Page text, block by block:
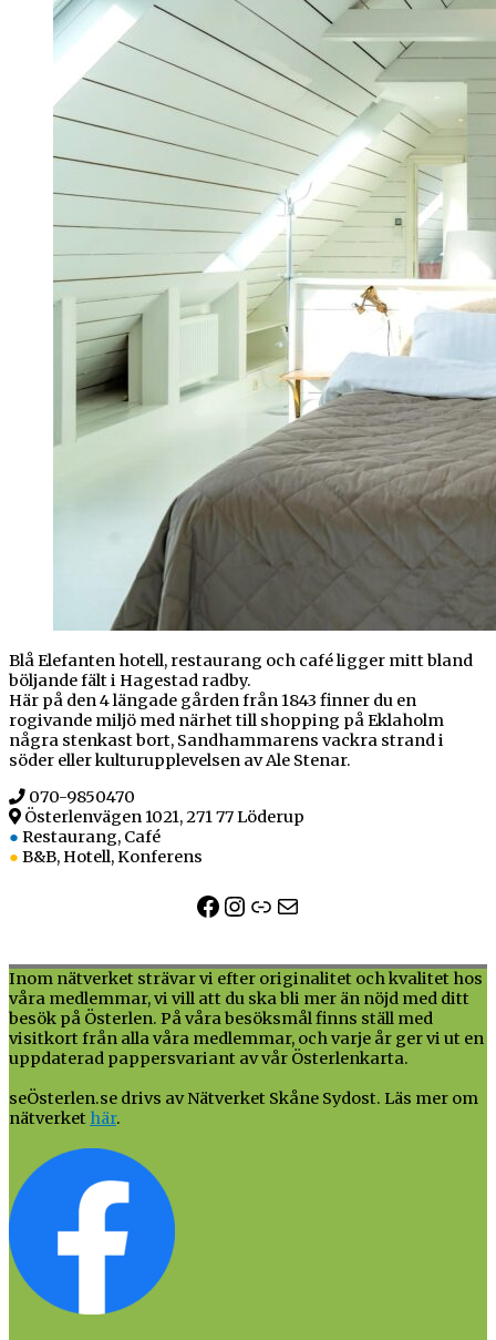
Blå Elefanten hotell, restaurang och café ligger mitt bland
böljande fält i Hagestad radby.
Här på den 4 längade gården från 1843 finner du en
rogivande miljö med närhet till shopping på Eklaholm
några stenkast bort, Sandhammarens vackra strand i
söder eller kulturupplevelsen av Ale Stenar.
070-9850470
Österlenvägen 1021, 271 77 Löderup
● Restaurang, Café
● B&B, Hotell, Konferens
Facebook
Instagram
Länk
E-post
Inom nätverket strävar vi efter originalitet och kvalitet hos
våra medlemmar, vi vill att du ska bli mer än nöjd med ditt
besök på Österlen. På våra besöksmål finns ställ med
visitkort från alla våra medlemmar, och varje år ger vi ut en
uppdaterad pappersvariant av vår Österlenkarta.
seÖsterlen.se drivs av Nätverket Skåne Sydost. Läs mer om
nätverket här.